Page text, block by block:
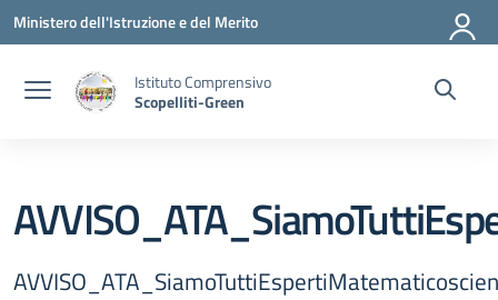
Vai ai contenuti
Vai al menu di navigazione
Vai al footer
Ministero dell'Istruzione e del Merito
Istituto Comprensivo
Scopelliti-Green